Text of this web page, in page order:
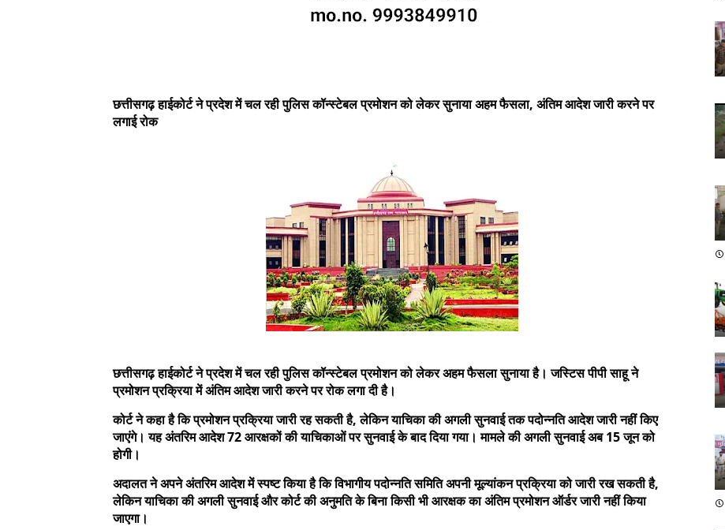
छत्तीसगढ़ हाईकोर्ट ने प्रदेश में चल रही पुलिस कॉन्स्टेबल प्रमोशन को लेकर सुनाया अहम फैसला, अंतिम आदेश जारी करने पर
लगाई रोक
छत्तीसगढ़ हाईकोर्ट ने प्रदेश में चल रही पुलिस कॉन्स्टेबल प्रमोशन को लेकर अहम फैसला सुनाया है। जस्टिस पीपी साहू ने
प्रमोशन प्रक्रिया में अंतिम आदेश जारी करने पर रोक लगा दी है।
कोर्ट ने कहा है कि प्रमोशन प्रक्रिया जारी रह सकती है, लेकिन याचिका की अगली सुनवाई तक पदोन्नति आदेश जारी नहीं किए
जाएंगे। यह अंतरिम आदेश 72 आरक्षकों की याचिकाओं पर सुनवाई के बाद दिया गया। मामले की अगली सुनवाई अब 15 जून को
होगी।
अदालत ने अपने अंतरिम आदेश में स्पष्ट किया है कि विभागीय पदोन्नति समिति अपनी मूल्यांकन प्रक्रिया को जारी रख सकती है,
लेकिन याचिका की अगली सुनवाई और कोर्ट की अनुमति के बिना किसी भी आरक्षक का अंतिम प्रमोशन ऑर्डर जारी नहीं किया
जाएगा।